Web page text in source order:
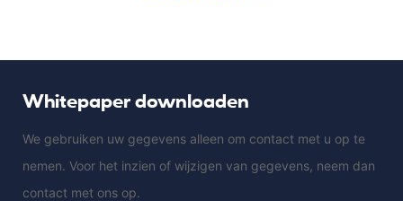
Whitepaper downloaden
We gebruiken uw gegevens alleen om contact met u op te
nemen. Voor het inzien of wijzigen van gegevens, neem dan
contact met ons op.